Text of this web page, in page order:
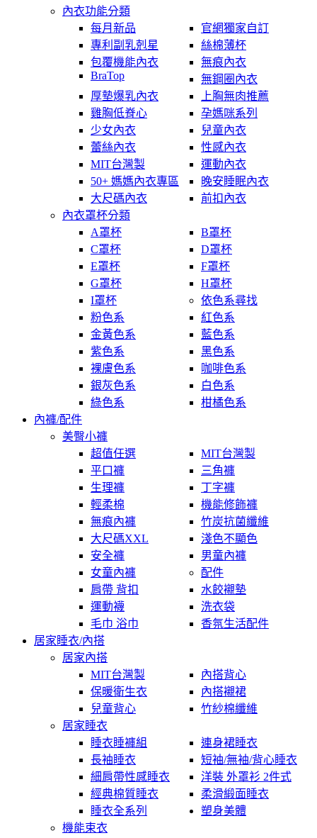
內衣功能分類
每月新品
官網獨家自訂
專利副乳剋星
絲棉薄杯
包覆機能內衣
無痕內衣
BraTop
無鋼圈內衣
厚墊爆乳內衣
上胸無肉推薦
雞胸低脊心
孕媽咪系列
少女內衣
兒童內衣
蕾絲內衣
性感內衣
MIT台灣製
運動內衣
50+ 媽媽內衣專區
晚安睡眠內衣
大尺碼內衣
前扣內衣
內衣罩杯分類
A罩杯
B罩杯
C罩杯
D罩杯
E罩杯
F罩杯
G罩杯
H罩杯
I罩杯
依色系尋找
粉色系
紅色系
金黃色系
藍色系
紫色系
黑色系
裸膚色系
咖啡色系
銀灰色系
白色系
綠色系
柑橘色系
內褲/配件
美臀小褲
超值任選
MIT台灣製
平口褲
三角褲
生理褲
丁字褲
輕柔棉
機能修飾褲
無痕內褲
竹炭抗菌纖維
大尺碼XXL
淺色不顯色
安全褲
男童內褲
女童內褲
配件
肩帶 背扣
水餃襯墊
運動襪
洗衣袋
毛巾 浴巾
香氛生活配件
居家睡衣/內搭
居家內搭
MIT台灣製
內搭背心
保暖衛生衣
內搭襯裙
兒童背心
竹紗棉纖維
居家睡衣
睡衣睡褲組
連身裙睡衣
長袖睡衣
短袖/無袖/背心睡衣
細肩帶性感睡衣
洋裝 外罩衫 2件式
經典棉質睡衣
柔滑緞面睡衣
睡衣全系列
塑身美體
機能束衣